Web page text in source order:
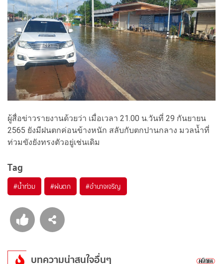
ผู้สื่อข่าวรายงานด้วยว่า เมื่อเวลา 21.00 น.วันที่ 29 กันยายน
2565 ยังมีฝนตกค่อนข้างหนัก สลับกับตกปานกลาง มวลน้ำที่
ท่วมขังยังทรงตัวอยู่เช่นเดิม
Tag
#น้ำท่วม #ฝนตก #อำนาจเจริญ
บทความน่าสนใจอื่นๆ